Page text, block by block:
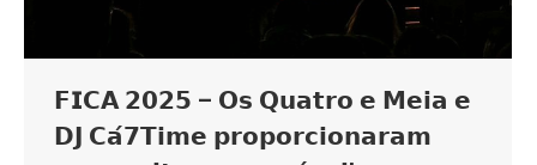
𝗙𝗜𝗖𝗔 𝟮𝟬𝟮𝟱 – 𝗢𝘀 𝗤𝘂𝗮𝘁𝗿𝗼 𝗲 𝗠𝗲𝗶𝗮 𝗲
𝗗𝗝 𝗖𝗮́𝟳𝗧𝗶𝗺𝗲 𝗽𝗿𝗼𝗽𝗼𝗿𝗰𝗶𝗼𝗻𝗮𝗿𝗮𝗺